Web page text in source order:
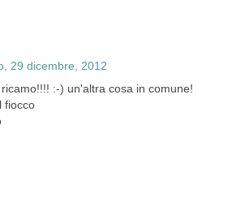
29 dicembre, 2012
:-) un'altra cosa in comune!
fiocco